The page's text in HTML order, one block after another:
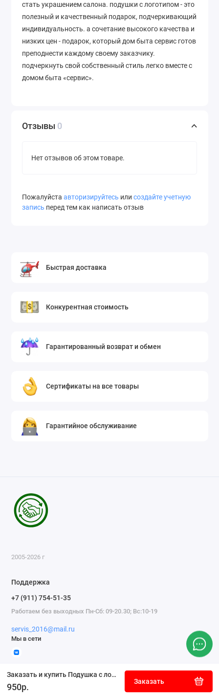
Заказать и купить Подушка с логотипом Volvo
950р.
Заказать
стать украшением салона. подушки с логотипом - это
полезный и качественный подарок, подчеркивающий
индивидуальность. а сочетание высокого качества и
низких цен - подарок, который дом быта сервис готов
преподнести каждому своему заказчику.
подчеркнуть свой собственный стиль легко вместе с
домом быта «сервис».
Отзывы 0
Нет отзывов об этом товаре.
Пожалуйста авторизируйтесь или создайте учетную
запись перед тем как написать отзыв
Быстрая доставка
Конкурентная стоимость
Гарантированный возврат и обмен
Сертификаты на все товары
Гарантийное обслуживание
2005-2026 г
Поддержка
+7 (911) 754-51-35
Работаем без выходных Пн-Сб: 09-20.30; Вс:10-19
servis_2016@mail.ru
Мы в сети